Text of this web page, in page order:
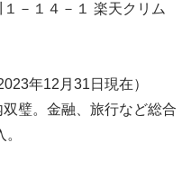
－１４－１ 楽天クリム
年12月31日現在）
璧。金融、旅行など総合